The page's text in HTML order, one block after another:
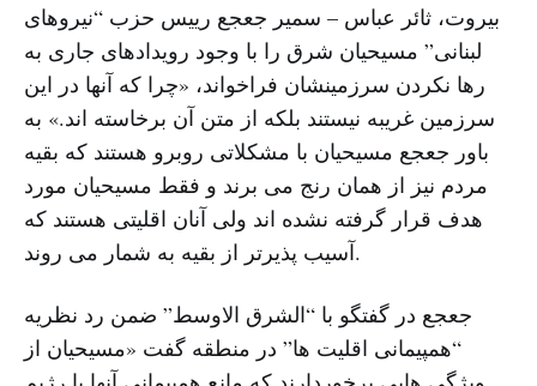
بیروت، ثائر عباس – سمیر جعجع رییس حزب “نیروهای
لبنانی” مسیحیان شرق را با وجود رویدادهای جاری به
رها نکردن سرزمینشان فراخواند، «چرا که آنها در این
سرزمین غریبه نیستند بلکه از متن آن برخاسته اند.» به
باور جعجع مسیحیان با مشکلاتی روبرو هستند که بقیه
مردم نیز از همان رنج می برند و فقط مسیحیان مورد
هدف قرار گرفته نشده اند ولی آنان اقلیتی هستند که
آسیب پذیرتر از بقیه به شمار می روند.
جعجع در گفتگو با “الشرق الاوسط” ضمن رد نظریه
“همپیمانی اقلیت ها” در منطقه گفت «مسیحیان از